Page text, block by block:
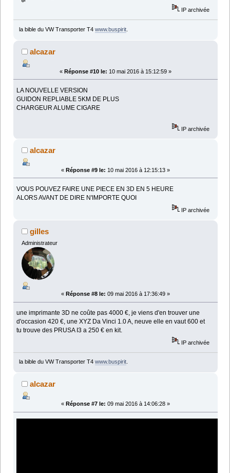
IP archivée
la bible du VW Transporter T4 www.buspirit.
alcazar
« Réponse #10 le: 10 mai 2016 à 15:12:59 »
LA NOUVELLE VERSION
GUIDON REPLIABLE 5KM DE PLUS
CHARGEUR ALUME CIGARE
IP archivée
alcazar
« Réponse #9 le: 10 mai 2016 à 12:15:13 »
VOUS POUVEZ FAIRE UNE PIECE EN 3D EN 5 HEURE
ALORS AVANT DE DIRE N'IMPORTE QUOI
IP archivée
gilles
Administrateur
« Réponse #8 le: 09 mai 2016 à 17:36:49 »
une imprimante 3D ne coûte pas 4000 €, je viens d'en trouver une
d'occasion 420 €, une XYZ Da Vinci 1.0 A, neuve elle en vaut 600 et
tu trouve des PRUSA I3 a 250 € en kit.
IP archivée
la bible du VW Transporter T4 www.buspirit.
alcazar
« Réponse #7 le: 09 mai 2016 à 14:06:28 »